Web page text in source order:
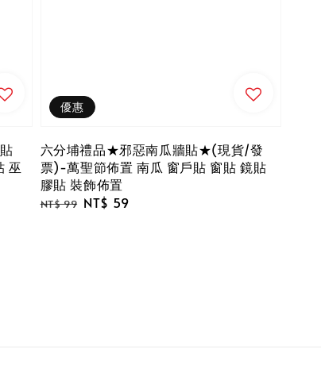
巫
優惠
六分埔禮品★邪惡南瓜牆貼★(現貨/發
票)-萬聖節佈置 南瓜 窗戶貼 窗貼 鏡貼
膠貼 裝飾佈置
Regular
NT$ 99 Sale
NT$ 59